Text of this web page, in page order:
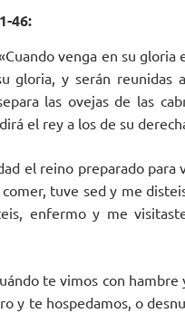
46:
venga en su
gloria, y serán reunidas
las ovejas de las
el rey a los de su
el reino preparado para
tuve sed y me
enfermo y me
te vimos con
y te hospedamos, o